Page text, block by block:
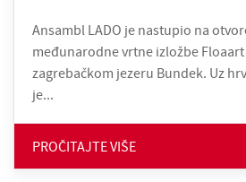
Ansambl LADO je nastupio na
međunarodne vrtne izložbe Floaart
zagrebačkom jezeru Bundek. Uz
je...
PROČITAJTE VIŠE